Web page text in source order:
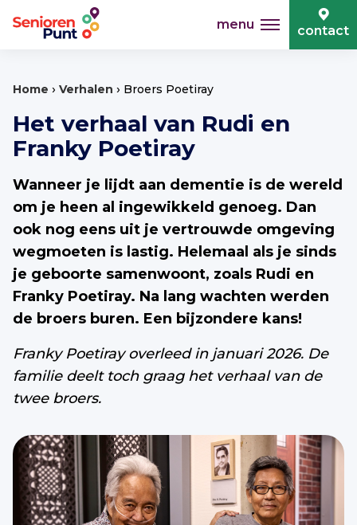
menu contact
Home › Verhalen › Broers Poetiray
Het verhaal van Rudi en
Franky Poetiray
Wanneer je lijdt aan dementie is de wereld
om je heen al ingewikkeld genoeg. Dan
ook nog eens uit je vertrouwde omgeving
wegmoeten is lastig. Helemaal als je sinds
je geboorte samenwoont, zoals Rudi en
Franky Poetiray. Na lang wachten werden
de broers buren. Een bijzondere kans!
Franky Poetiray overleed in januari 2026. De
familie deelt toch graag het verhaal van de
twee broers.